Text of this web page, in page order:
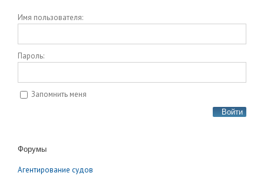
Имя пользователя:
Пароль:
Запомнить меня
Войти
Форумы
Агентирование судов